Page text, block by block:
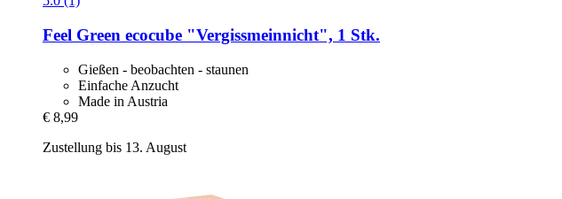
Feel Green ecocube "Vergissmeinnicht", 1 Stk.
Gießen - beobachten - staunen
Einfache Anzucht
Made in Austria
€ 8,99
Zustellung bis 13. August